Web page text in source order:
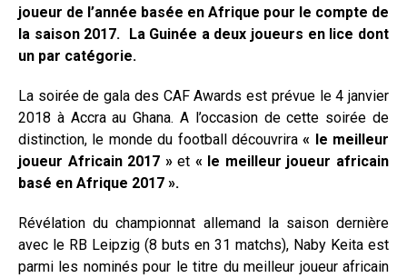
joueur de l’année basée en Afrique pour le compte de
la saison 2017. La Guinée a deux joueurs en lice dont
un par catégorie.
La soirée de gala des CAF Awards est prévue le 4 janvier
2018 à Accra au Ghana. A l’occasion de cette soirée de
distinction, le monde du football découvrira« le meilleur
joueur Africain 2017 »et « le meilleur joueur africain
basé en Afrique 2017 ».
Révélation du championnat allemand la saison dernière
avec le RB Leipzig (8 buts en 31 matchs), Naby Keita est
parmi les nominés pour le titre du meilleur joueur africain